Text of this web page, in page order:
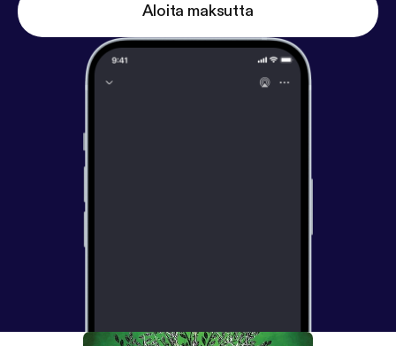
Aloita maksutta